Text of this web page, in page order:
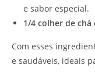
e sabor especial.
1/4 colher de chá
Com esses
e saudáveis, ideais